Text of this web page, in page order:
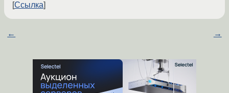
Ссылка
← →